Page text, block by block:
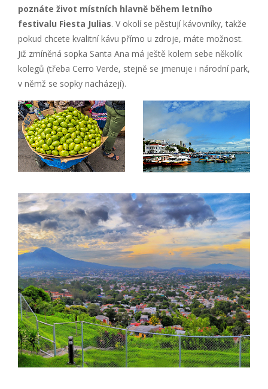
poznáte život místních hlavně během letního
festivalu Fiesta Julias. V okolí se pěstují kávovníky, takže
pokud chcete kvalitní kávu přímo u zdroje, máte možnost.
Již zmíněná sopka Santa Ana má ještě kolem sebe několik
kolegů (třeba Cerro Verde, stejně se jmenuje i národní park,
v němž se sopky nacházejí).